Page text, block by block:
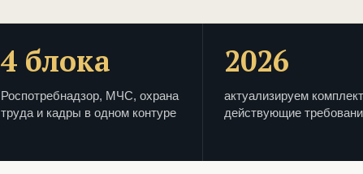
4 блока
Роспотребнадзор, МЧС, охрана
труда и кадры в одном контуре
2026
актуализируем
действующие